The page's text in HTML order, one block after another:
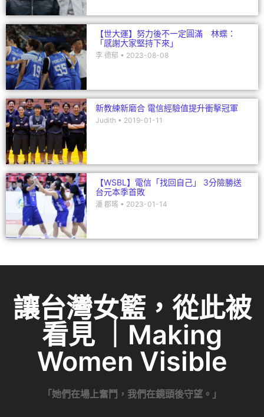
【世大運】努力後不一定圓滿 林蝶：
「感謝大家堅持下來」
李 德郁 2023-08-08
新教練新磨合 電信經驗值提升衝擊冠軍
Judith 2019-01-11
【WSBL】電信「找回自己」 3分險勝送
台元本季首敗
潘 郡瑤 2023-01-14
讓台灣女籃，從此被
看見 ｜Making
Women Visible
「她們在場上奮鬥，我們在鏡頭後守望。」